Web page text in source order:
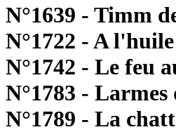
N°1639 - Timm
N°1722 - A
N°1742 - Le feu
N°1783 - Larmes
N°1789 - La